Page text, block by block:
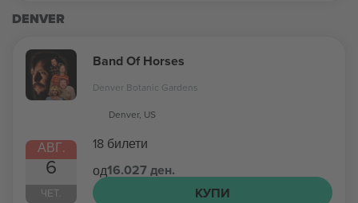
DENVER
АВГ.
6
ЧЕТ.
Band Of Horses
Denver Botanic Gardens
Denver, US
18 билети
од16.027 ден.
КУПИ